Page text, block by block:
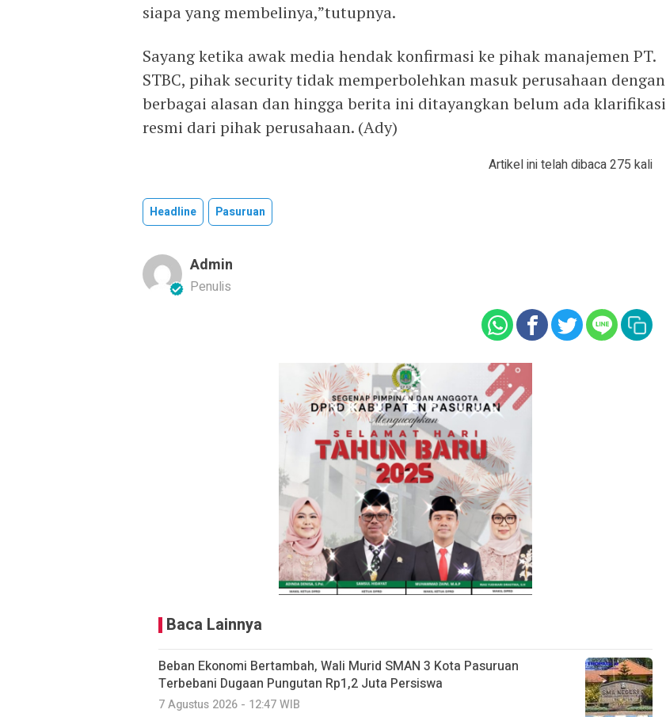
siapa yang membelinya,”tutupnya.
Sayang ketika awak media hendak konfirmasi ke pihak manajemen PT.
STBC, pihak security tidak memperbolehkan masuk perusahaan dengan
berbagai alasan dan hingga berita ini ditayangkan belum ada klarifikasi
resmi dari pihak perusahaan. (Ady)
Artikel ini telah dibaca 275 kali
Headline Pasuruan
Admin
Penulis
Baca Lainnya
Beban Ekonomi Bertambah, Wali Murid SMAN 3 Kota Pasuruan
Terbebani Dugaan Pungutan Rp1,2 Juta Persiswa
7 Agustus 2026 - 12:47 WIB